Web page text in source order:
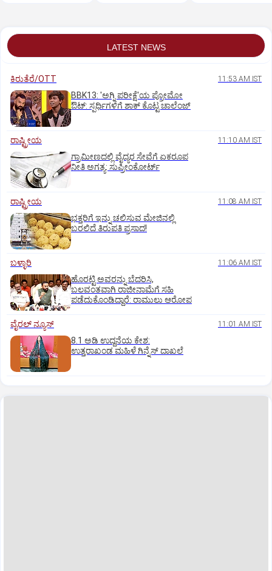
LATEST NEWS
ಕಿರುತೆರೆ/OTT 11:53 AM IST
BBK13: 'ಅಗ್ನಿ ಪರೀಕ್ಷೆ'ಯ ಪ್ರೋಮೋ
ಔಟ್: ಸ್ಪರ್ಧಿಗಳಿಗೆ ಶಾಕ್ ಕೊಟ್ಟ ಚಾಲೆಂಜ್
ರಾಷ್ಟ್ರೀಯ 11:10 AM IST
ಗ್ರಾಮೀಣದಲ್ಲಿ ವೈದ್ಯರ ಸೇವೆಗೆ ಏಕರೂಪ
ನೀತಿ ಅಗತ್ಯ: ಸುಪ್ರೀಂಕೋರ್ಟ್‌
ರಾಷ್ಟ್ರೀಯ 11:08 AM IST
ಭಕ್ತರಿಗೆ ಇನ್ನು ಚಲಿಸುವ ಮೇಜಿನಲ್ಲಿ
ಬರಲಿದೆ ತಿರುಪತಿ ಪ್ರಸಾದ!
ಬಳ್ಳಾರಿ 11:06 AM IST
ಹೊರಟ್ಟಿ ಅವರನ್ನು ಬೆದರಿಸಿ,
ಬಲವಂತವಾಗಿ ರಾಜೀನಾಮೆಗೆ ಸಹಿ
ಪಡೆದುಕೊಂಡಿದ್ದಾರೆ: ರಾಮುಲು ಆರೋಪ
ವೈರಲ್ ನ್ಯೂಸ್ 11:01 AM IST
8.1 ಅಡಿ ಉದ್ದನೆಯ ಕೇಶ:
ಉತ್ತರಾಖಂಡ ಮಹಿಳೆ ಗಿನ್ನೆಸ್‌ ದಾಖಲೆ